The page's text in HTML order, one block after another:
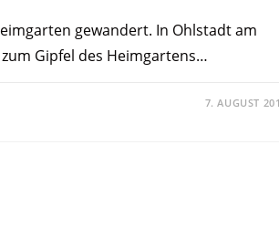
gewandert. In Ohlstadt am
Gipfel des Heimgartens…
7. AUGUST